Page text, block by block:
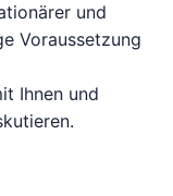
und
Voraussetzung
Ihnen und